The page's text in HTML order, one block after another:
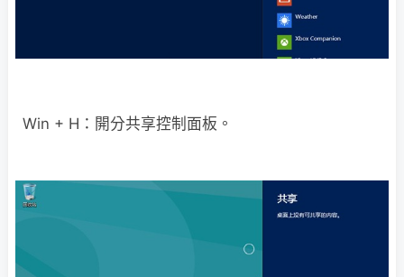
Win + H：開分共享控制面板。